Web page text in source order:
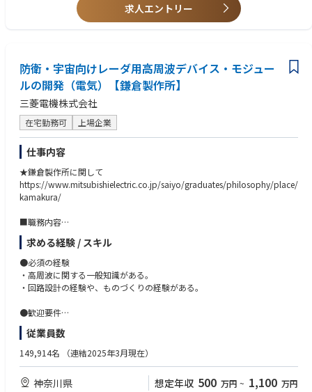
※職務内容については、面談でお伝えさせていただきますのでまずはお気
求人エントリー
防衛・宇宙向けレーダ用高周波デバイス・モジュー
ルの開発（電気）【鎌倉製作所】
三菱電機株式会社
在宅勤務可 上場企業
仕事内容
★鎌倉製作所に関して
https://www.mitsubishielectric.co.jp/saiyo/graduates/philosophy/place/
kamakura/
■職務内容
防衛・宇宙用レーダ向け高周波回路の開発・設計業務や、量産機種の設計
管理をお任せします。
≪具体的には≫
①新製品の企画から設計、製作、試験までの一連の開発に関わる業務
配、生産中止部品対応等）
高周波回路に適用を見据えた設計業務
開発例
・APAA(Active Phased Array Anntena)用送受信モジュールの設計
・高周波デバイス・モジュールで使用するキーパーツ（MMIC：Monolithic
Microwave Integrated Circuit）等の開発
求める経験 / スキル
●必須の経験
・高周波に関する一般知識がある。
・回路設計の経験や、ものづくりの経験がある。
●歓迎要件
・ネットワークアナライザ等の計測器を使用したことがある。（高周波測
定技術／試験技術を保有している)
・英語によるコミュニケーションが図れる。（TOEIC 500点以上）
従業員数
149,914名 （連結2025年3月現在）
神奈川県 想定年収 500 万円 ~ 1,100 万円